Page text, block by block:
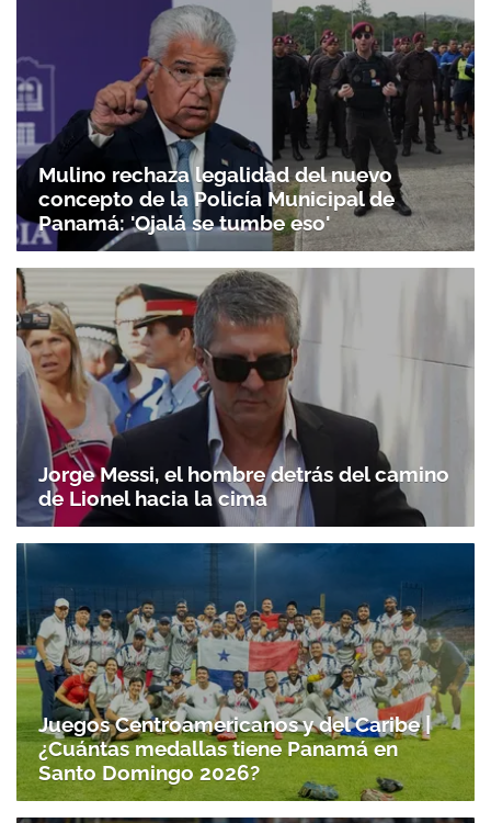
Mulino rechaza legalidad del nuevo
concepto de la Policía Municipal de
Panamá: 'Ojalá se tumbe eso'
Jorge Messi, el hombre detrás del camino
de Lionel hacia la cima
Juegos Centroamericanos y del Caribe |
¿Cuántas medallas tiene Panamá en
Santo Domingo 2026?